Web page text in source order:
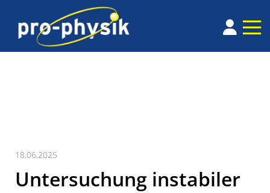
18.06.2025
Untersuchung instabiler